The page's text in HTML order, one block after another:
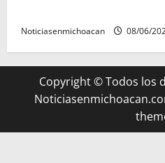
Noticiasenmichoacan 08/06/
Copyright © Todos los